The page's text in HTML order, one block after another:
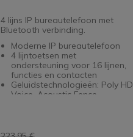
4 lijns IP bureautelefoon met
Bluetooth verbinding.
Moderne IP bureautelefoon
4 lijntoetsen met
ondersteuning voor 16 lijnen,
functies en contacten
Geluidstechnologieën: Poly HD
Voice, Acoustic Fence,
met